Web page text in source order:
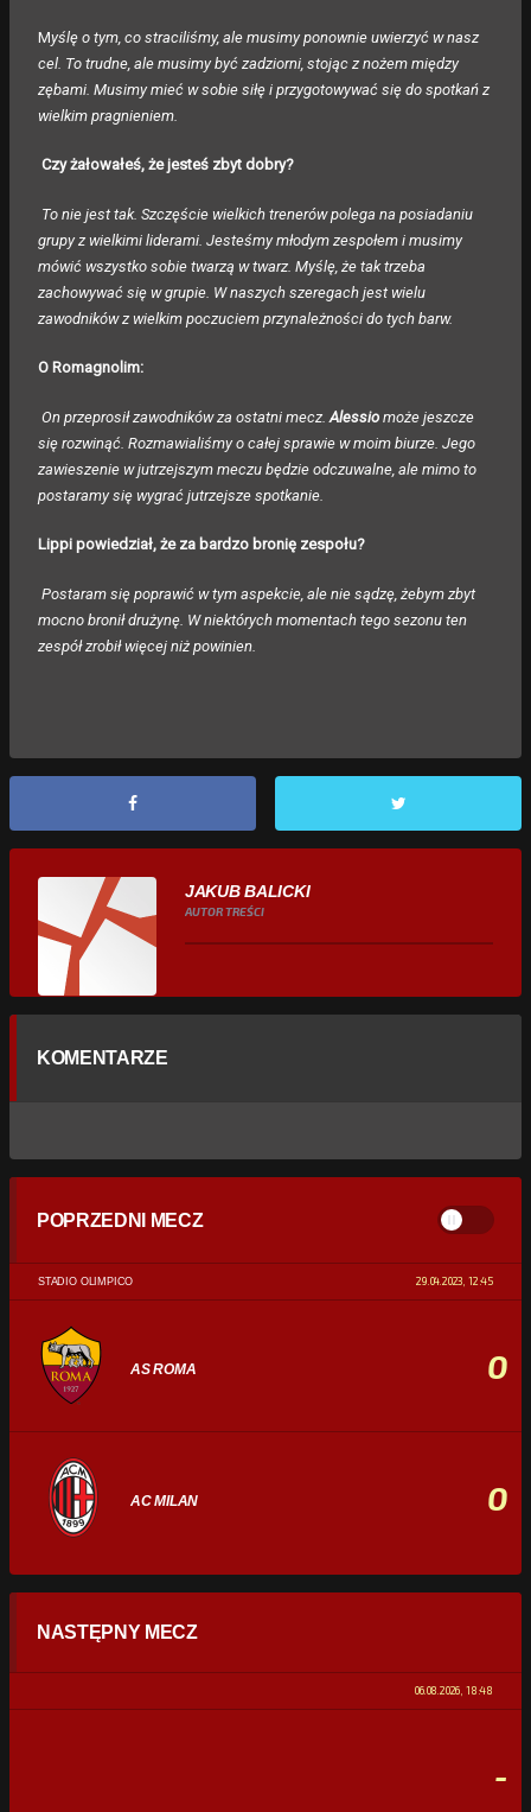
Myślę o tym, co straciliśmy, ale musimy ponownie uwierzyć w nasz
cel. To trudne, ale musimy być zadziorni, stojąc z nożem między
zębami. Musimy mieć w sobie siłę i przygotowywać się do spotkań z
wielkim pragnieniem.
Czy żałowałeś, że jesteś zbyt dobry?
To nie jest tak. Szczęście wielkich trenerów polega na posiadaniu
grupy z wielkimi liderami. Jesteśmy młodym zespołem i musimy
mówić wszystko sobie twarzą w twarz. Myślę, że tak trzeba
zachowywać się w grupie. W naszych szeregach jest wielu
zawodników z wielkim poczuciem przynależności do tych barw.
O Romagnolim:
On przeprosił zawodników za ostatni mecz. Alessio może jeszcze
się rozwinąć. Rozmawialiśmy o całej sprawie w moim biurze. Jego
zawieszenie w jutrzejszym meczu będzie odczuwalne, ale mimo to
postaramy się wygrać jutrzejsze spotkanie.
Lippi powiedział, że za bardzo bronię zespołu?
Postaram się poprawić w tym aspekcie, ale nie sądzę, żebym zbyt
mocno bronił drużynę. W niektórych momentach tego sezonu ten
zespół zrobił więcej niż powinien.
JAKUB BALICKI
AUTOR TREŚCI
KOMENTARZE
POPRZEDNI MECZ
STADIO OLIMPICO 29.04.2023, 12:45
AS ROMA 0
AC MILAN 0
STATYSTYKI
0% 100%
NASTĘPNY MECZ
06.08.2026, 18:48
-